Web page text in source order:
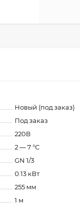
Новый (под заказ)
Под заказ
220В
2 — 7 °C
GN 1/3
0.13 кВт
255 мм
1 м